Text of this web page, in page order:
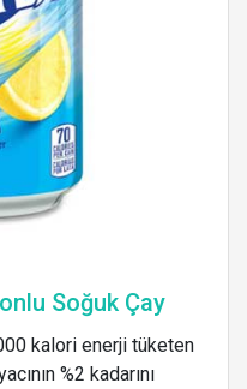
Soğuk Çay
kalori enerji tüketen
%2 kadarını